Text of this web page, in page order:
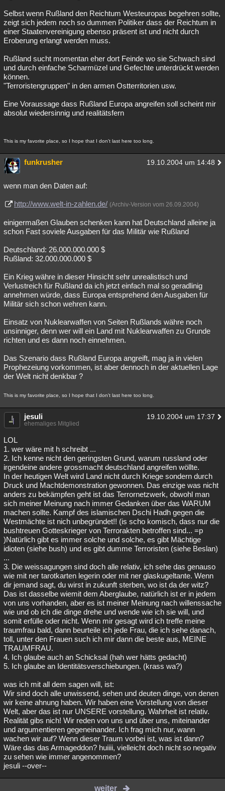
Selbst wenn Rußland den Reichtum Westeuropas begehren sollte,
zeigt sich jedem noch so dummen Politiker dass der Reichtum in
einer Staatenvereinigung ebenso präsent ist und nicht durch
Eroberung erlangt werden muss.
Rußland sucht momentan eher dort Feinde wo sie Schwach sind
und durch einfache Scharmüzel und Gefechte unterdrückt werden
können.
"Terroristengruppen" in den armen Ostterritorien usw.
Eine Voraussage dass Rußland Europa angreifen soll scheint mir
absolut wiedersinnig und realitätsfern
This is my favorite place, so I hope that I don't last here too long.
funkrusher 19.10.2004 um 14:48
wenn man den Daten auf:
http://www.welt-in-zahlen.de/ (Archiv-Version vom 26.09.2004)
einigermaßen Glauben schenken kann hat Deutschland alleine ja
schon Fast soviele Ausgaben für das Militär wie Rußland
Deutschland: 26.000.000.000 $
Rußland: 32.000.000.000 $
Ein Krieg währe in dieser Hinsicht sehr unrealistisch und
Verlustreich für Rußland da ich jetzt einfach mal so geradlinig
annehmen würde, dass Europa entsprehend den Ausgaben für
Militär sich schon wehren kann.
Einsatz von Nuklearwaffen von Seiten Rußlands währe noch
unsinniger, denn wer will ein Land mit Nuklearwaffen zu Grunde
richten und es dann noch einnehmen.
Das Szenario dass Rußland Europa angreift, mag ja in vielen
Prophezeiung vorkommen, ist aber dennoch in der aktuellen Lage
der Welt nicht denkbar ?
This is my favorite place, so I hope that I don't last here too long.
jesuli 19.10.2004 um 17:37
ehemaliges Mitglied
LOL
1. wer wäre mit h schreibt ...
2. Ich kenne nicht den geringsten Grund, warum russland oder
irgendeine andere grossmacht deutschland angreifen wöllte.
In der heutigen Welt wird Land nicht durch Kriege sondern durch
Druck und Machtdemonstration gewonnen. Das einzige was nicht
anders zu bekämpfen geht ist das Terrornetzwerk, obwohl man
sich meiner Meinung nach immer Gedanken über das WARUM
machen sollte. Kampf des islamischen Dschi Hadh gegen die
Westmächte ist nich unbegründet!! (is scho komisch, dass nur die
bushtreuen Gotteskrieger von Terrorakten betroffen sind... =p
)Natürlich gibt es immer solche und solche, es gibt Mächtige
idioten (siehe bush) und es gibt dumme Terroristen (siehe Beslan)
...
3. Die weissagungen sind doch alle relativ, ich sehe das genauso
wie mit ner tarotkarten legerin oder mit ner glaskugeltante. Wenn
dir jemand sagt, du wirst in zukunft sterben, wo ist da der witz?
Das ist dasselbe wiemit dem Aberglaube, natürlich ist er in jedem
von uns vorhanden, aber es ist meiner Meinung nach willenssache
wie und ob ich die dinge drehe und wende wie ich sie will, und
somit erfülle oder nicht. Wenn mir gesagt wird ich treffe meine
traumfrau bald, dann beurteile ich jede Frau, die ich sehe danach,
toll, unter den Frauen such ich mir dann die beste aus, MEINE
TRAUMFRAU.
4. Ich glaube auch an Schicksal (hah wer hätts gedacht)
5. Ich glaube an Identitätsverschiebungen. (krass wa?)
was ich mit all dem sagen will, ist:
Wir sind doch alle unwissend, sehen und deuten dinge, von denen
wir keine ahnung haben. Wir haben eine Vorstellung von dieser
Welt, aber das ist nur UNSERE vorstellung. Wahrheit ist relativ.
Realität gibs nich! Wir reden von uns und über uns, miteinander
und argumentieren gegeneinander. Ich frag mich nur, wann
wachen wir auf? Wenn dieser Traum vorbei ist, was ist dann?
Wäre das das Armageddon? huiiii, vielleicht doch nicht so negativ
zu sehen wie immer angenommen?
jesuli --over--
weiter